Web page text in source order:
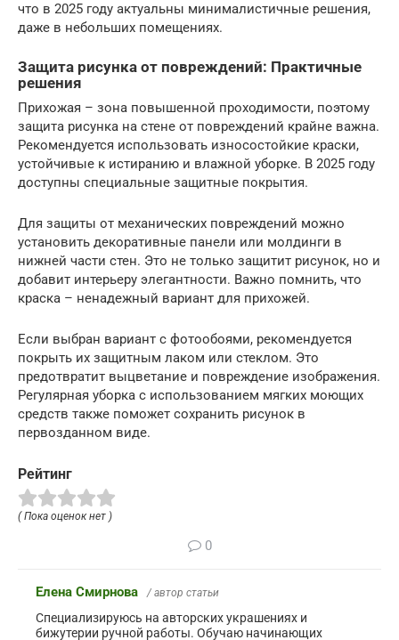
что в 2025 году актуальны минималистичные решения,
даже в небольших помещениях.
Защита рисунка от повреждений: Практичные
решения
Прихожая – зона повышенной проходимости, поэтому
защита рисунка на стене от повреждений крайне важна.
Рекомендуется использовать износостойкие краски,
устойчивые к истиранию и влажной уборке. В 2025 году
доступны специальные защитные покрытия.
Для защиты от механических повреждений можно
установить декоративные панели или молдинги в
нижней части стен. Это не только защитит рисунок, но и
добавит интерьеру элегантности. Важно помнить, что
краска – ненадежный вариант для прихожей.
Если выбран вариант с фотообоями, рекомендуется
покрыть их защитным лаком или стеклом. Это
предотвратит выцветание и повреждение изображения.
Регулярная уборка с использованием мягких моющих
средств также поможет сохранить рисунок в
первозданном виде.
Рейтинг
( Пока оценок нет )
0
Елена Смирнова / автор статьи
Специализируюсь на авторских украшениях и
бижутерии ручной работы. Обучаю начинающих